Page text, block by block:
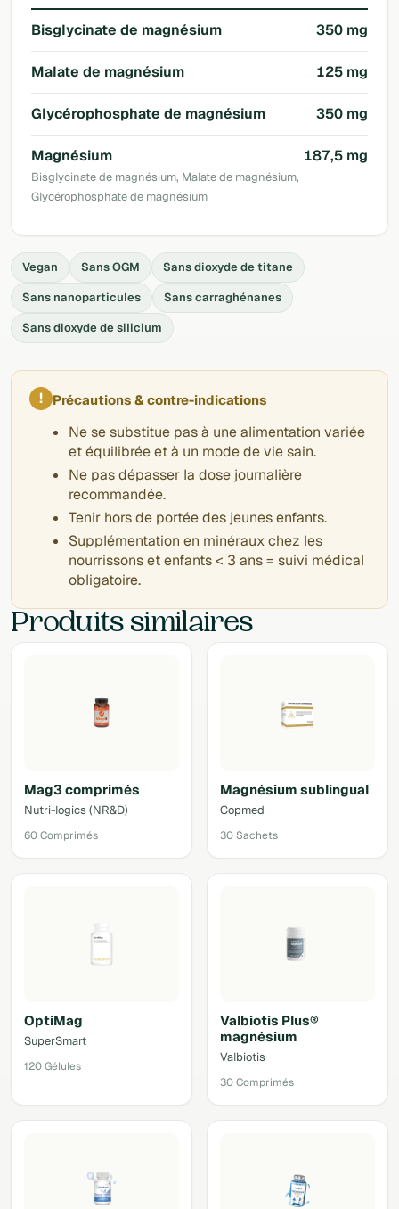
Bisglycinate de magnésium 350 mg
Malate de magnésium 125 mg
Glycérophosphate de magnésium 350 mg
Magnésium
Bisglycinate de magnésium, Malate de magnésium,
Glycérophosphate de magnésium
187,5 mg
Vegan Sans OGM
Sans dioxyde de titane
Sans nanoparticules
Sans carraghénanes
Sans dioxyde de silicium
! Précautions & contre-indications
Ne se substitue pas à une alimentation variée
et équilibrée et à un mode de vie sain.
Ne pas dépasser la dose journalière
recommandée.
Tenir hors de portée des jeunes enfants.
Supplémentation en minéraux chez les
nourrissons et enfants < 3 ans = suivi médical
obligatoire.
Produits similaires
Mag3 comprimés
Nutri-logics (NR&D)
60 Comprimés
Magnésium sublingual
Copmed
30 Sachets
OptiMag
SuperSmart
120 Gélules
Valbiotis Plus®
magnésium
Valbiotis
30 Comprimés